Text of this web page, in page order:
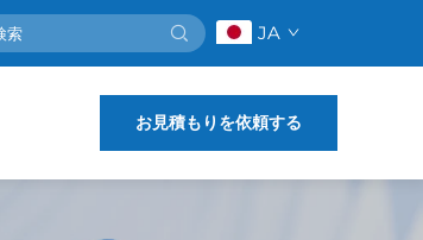
JA
お見積もりを依頼する